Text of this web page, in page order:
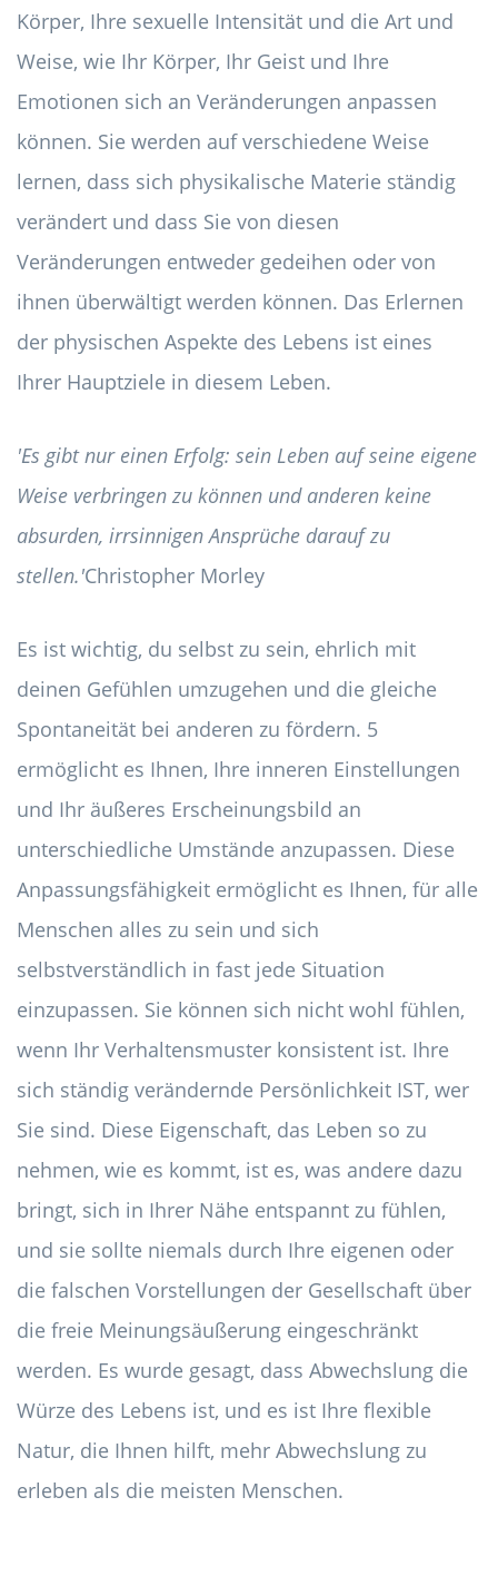
Körper, Ihre sexuelle Intensität und die Art und
Weise, wie Ihr Körper, Ihr Geist und Ihre
Emotionen sich an Veränderungen anpassen
können. Sie werden auf verschiedene Weise
lernen, dass sich physikalische Materie ständig
verändert und dass Sie von diesen
Veränderungen entweder gedeihen oder von
ihnen überwältigt werden können. Das Erlernen
der physischen Aspekte des Lebens ist eines
Ihrer Hauptziele in diesem Leben.
'Es gibt nur einen Erfolg: sein Leben auf seine eigene
Weise verbringen zu können und anderen keine
absurden, irrsinnigen Ansprüche darauf zu
stellen.'Christopher Morley
Es ist wichtig, du selbst zu sein, ehrlich mit
deinen Gefühlen umzugehen und die gleiche
Spontaneität bei anderen zu fördern. 5
ermöglicht es Ihnen, Ihre inneren Einstellungen
und Ihr äußeres Erscheinungsbild an
unterschiedliche Umstände anzupassen. Diese
Anpassungsfähigkeit ermöglicht es Ihnen, für alle
Menschen alles zu sein und sich
selbstverständlich in fast jede Situation
einzupassen. Sie können sich nicht wohl fühlen,
wenn Ihr Verhaltensmuster konsistent ist. Ihre
sich ständig verändernde Persönlichkeit IST, wer
Sie sind. Diese Eigenschaft, das Leben so zu
nehmen, wie es kommt, ist es, was andere dazu
bringt, sich in Ihrer Nähe entspannt zu fühlen,
und sie sollte niemals durch Ihre eigenen oder
die falschen Vorstellungen der Gesellschaft über
die freie Meinungsäußerung eingeschränkt
werden. Es wurde gesagt, dass Abwechslung die
Würze des Lebens ist, und es ist Ihre flexible
Natur, die Ihnen hilft, mehr Abwechslung zu
erleben als die meisten Menschen.